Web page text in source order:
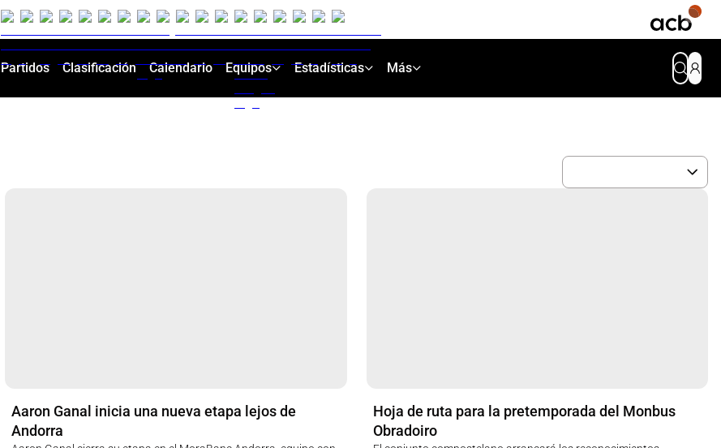
Partidos Clasificación Calendario Equipos Estadísticas Más
Aaron Ganal inicia una nueva etapa lejos de
Andorra
Hoja de ruta para la pretemporada del Monbus
Obradoiro